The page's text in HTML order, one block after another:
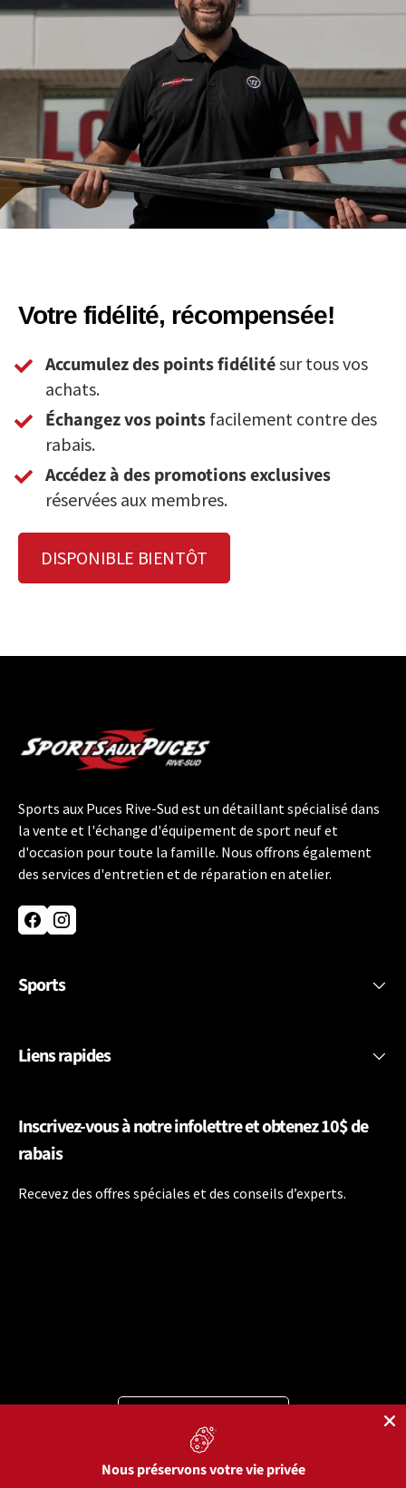
Votre fidélité, récompensée!
Accumulez des points fidélitésur tous vos
achats.
Échangez vos points facilement contre des
rabais.
Accédez à des promotions exclusives
réservées aux membres.
DISPONIBLE BIENTÔT
Sports aux Puces Rive-Sud est un détaillant spécialisé dans
la vente et l'échange d'équipement de sport neuf et
d'occasion pour toute la famille. Nous offrons également
des services d'entretien et de réparation en atelier.
FacebookInstagram
Sports
Liens rapides
Inscrivez-vous à notre infolettre et obtenez 10$ de
rabais
Recevez des offres spéciales et des conseils d’experts.
Moyens de paiement acceptés
Langue
Nous préservons votre vie privée